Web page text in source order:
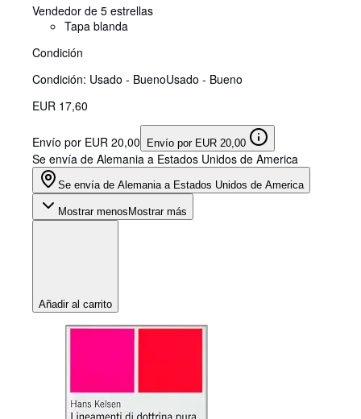
Vendedor de 5 estrellas
Tapa blanda
Condición
Condición: Usado - BuenoUsado - Bueno
EUR 17,60
Envío por EUR 20,00 Envío por EUR 20,00
Se envía de Alemania a Estados Unidos de America
Se envía de Alemania a Estados Unidos de America
Mostrar menos Mostrar más
Añadir al carrito